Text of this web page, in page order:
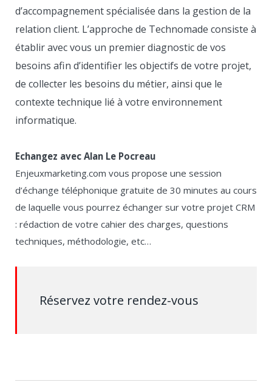
d’accompagnement spécialisée dans la gestion de la
relation client. L’approche de Technomade consiste à
établir avec vous un premier diagnostic de vos
besoins afin d’identifier les objectifs de votre projet,
de collecter les besoins du métier, ainsi que le
contexte technique lié à votre environnement
informatique.
Echangez avec Alan Le Pocreau
Enjeuxmarketing.com vous propose une session
d’échange téléphonique gratuite de 30 minutes au cours
de laquelle vous pourrez échanger sur votre projet CRM
: rédaction de votre cahier des charges, questions
techniques, méthodologie, etc…
Réservez votre rendez-vous